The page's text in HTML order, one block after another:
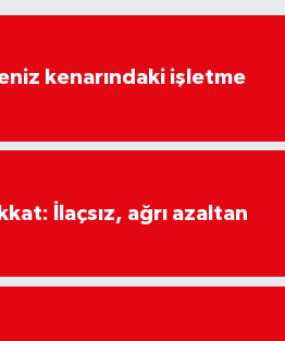
kenarındaki işletme
İlaçsız, ağrı azaltan